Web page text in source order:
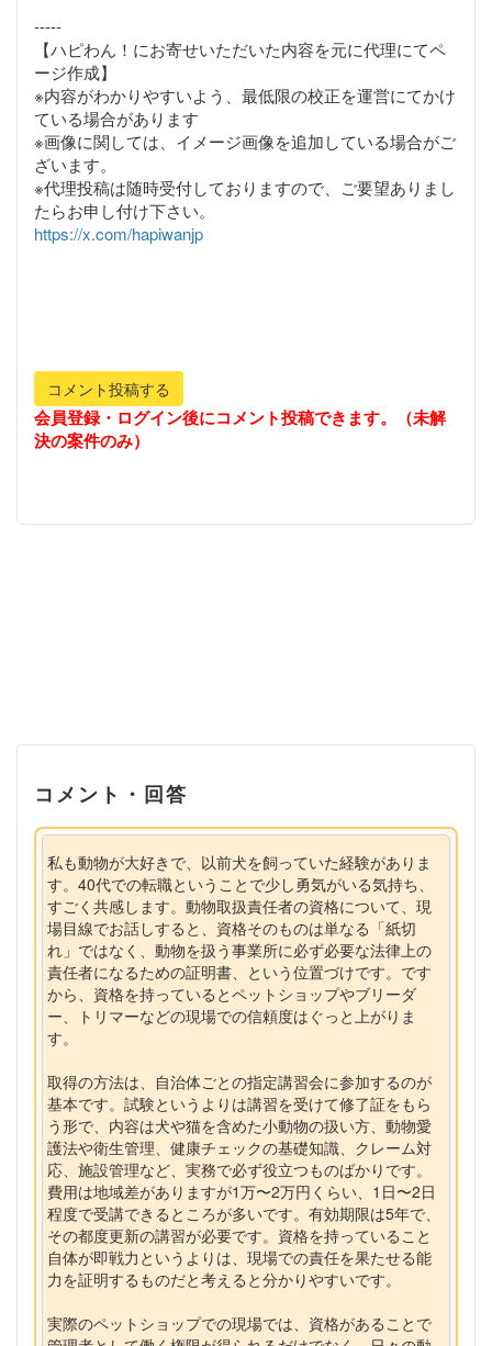
-----
【ハピわん！にお寄せいただいた内容を元に代理にてペ
ージ作成】
※内容がわかりやすいよう、最低限の校正を運営にてかけ
ている場合があります
※画像に関しては、イメージ画像を追加している場合がご
ざいます。
※代理投稿は随時受付しておりますので、ご要望ありまし
https://x.com/hapiwanjp
コメント投稿する
会員登録・ログイン後にコメント投稿できます。（未解
決の案件のみ）
コメント・回答
私も動物が大好きで、以前犬を飼っていた経験がありま
す。40代での転職ということで少し勇気がいる気持ち、
すごく共感します。動物取扱責任者の資格について、現
場目線でお話しすると、資格そのものは単なる「紙切
れ」ではなく、動物を扱う事業所に必ず必要な法律上の
責任者になるための証明書、という位置づけです。です
から、資格を持っているとペットショップやブリーダ
ー、トリマーなどの現場での信頼度はぐっと上がりま
す。
取得の方法は、自治体ごとの指定講習会に参加するのが
基本です。試験というよりは講習を受けて修了証をもら
う形で、内容は犬や猫を含めた小動物の扱い方、動物愛
護法や衛生管理、健康チェックの基礎知識、クレーム対
応、施設管理など、実務で必ず役立つものばかりです。
費用は地域差がありますが1万〜2万円くらい、1日〜2日
程度で受講できるところが多いです。有効期限は5年で、
その都度更新の講習が必要です。資格を持っていること
自体が即戦力というよりは、現場での責任を果たせる能
力を証明するものだと考えると分かりやすいです。
実際のペットショップでの現場では、資格があることで